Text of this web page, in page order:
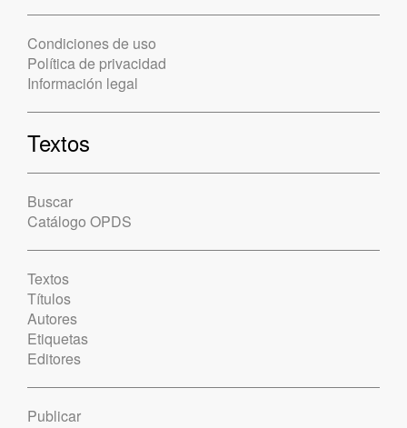
Condiciones de uso
Política de privacidad
Información legal
Textos
Buscar
Catálogo OPDS
Textos
Títulos
Autores
Etiquetas
Editores
Publicar